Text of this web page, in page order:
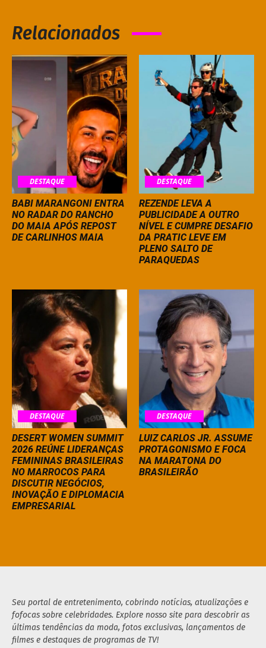
Relacionados
DESTAQUE
BABI MARANGONI ENTRA
NO RADAR DO RANCHO
DO MAIA APÓS REPOST
DE CARLINHOS MAIA
DESTAQUE
REZENDE LEVA A
PUBLICIDADE A OUTRO
NÍVEL E CUMPRE DESAFIO
DA PRATIC LEVE EM
PLENO SALTO DE
PARAQUEDAS
DESTAQUE
DESERT WOMEN SUMMIT
2026 REÚNE LIDERANÇAS
FEMININAS BRASILEIRAS
NO MARROCOS PARA
DISCUTIR NEGÓCIOS,
INOVAÇÃO E DIPLOMACIA
EMPRESARIAL
DESTAQUE
LUIZ CARLOS JR. ASSUME
PROTAGONISMO E FOCA
NA MARATONA DO
BRASILEIRÃO
Seu portal de entretenimento, cobrindo notícias, atualizações e
fofocas sobre celebridades. Explore nosso site para descobrir as
últimas tendências da moda, fotos exclusivas, lançamentos de
filmes e destaques de programas de TV!